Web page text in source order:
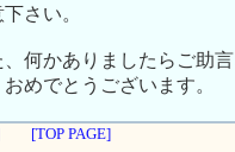
さい。
何かありましたらご助
めでとうございます。
[TOP PAGE]